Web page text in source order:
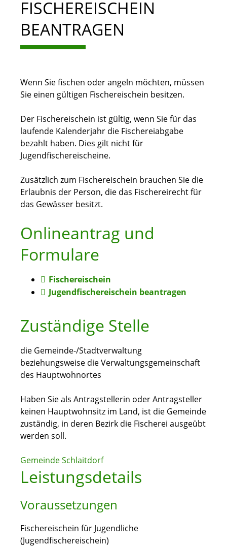
FISCHEREISCHEIN
BEANTRAGEN
Wenn Sie fischen oder angeln möchten, müssen
Sie einen gültigen Fischereischein besitzen.
Der Fischereischein ist gültig, wenn Sie für das
laufende Kalenderjahr die Fischereiabgabe
bezahlt haben. Dies gilt nicht für
Jugendfischereischeine.
Zusätzlich zum Fischereischein brauchen Sie die
Erlaubnis der Person, die das Fischereirecht für
das Gewässer besitzt.
Onlineantrag und
Formulare
Fischereischein
Jugendfischereischein beantragen
Zuständige Stelle
die Gemeinde-/Stadtverwaltung
beziehungsweise die Verwaltungsgemeinschaft
des Hauptwohnortes
Haben Sie als Antragstellerin oder Antragsteller
keinen Hauptwohnsitz im Land, ist die Gemeinde
zuständig, in deren Bezirk die Fischerei ausgeübt
werden soll.
Gemeinde Schlaitdorf
Leistungsdetails
Voraussetzungen
Fischereischein für Jugendliche
(Jugendfischereischein)